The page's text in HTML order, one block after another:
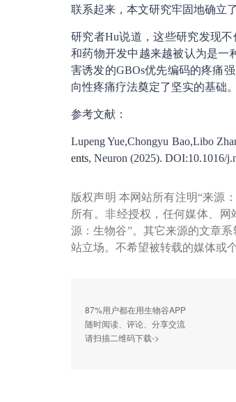
联系起来，本文研究牢固地确立
研究者Hu说道，这些研究发现
和药物开发中越来越被认为是一
害诱发的GBOs优先编码的疼痛
向性疼痛疗法奠定了坚实的基础
参考文献：
Lupeng Yue,Chongyu Bao,Libo
ents, Neuron (2025). DOI:10.1016/
版权声明 本网站所有注明“来源
所有。非经授权，任何媒体、
源：生物谷”。其它来源的文章
站立场。不希望被转载的媒体或
87%用户都在用生物谷APP
随时阅读、评论、分享交流
请扫描二维码下载->